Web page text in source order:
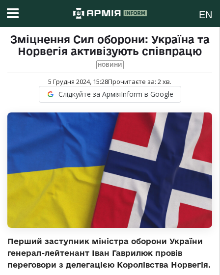
EN
Зміцнення Сил оборони: Україна та
Норвегія активізують співпрацю
НОВИНИ
5 Грудня 2024, 15:28Прочитаєте за: 2хв.
Слідкуйте за АрміяInform в Google
Перший заступник міністра оборони України
генерал-лейтенант Іван Гаврилюк провів
переговори з делегацією Королівства Норвегія.